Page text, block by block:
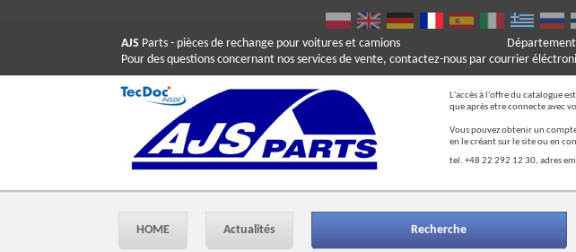
AJS Parts - pièces de rechange pour voitures et camions
Pour des questions concernant nos services de vente, contactez-nous par courrier
L'accès à l'offre du catalogue
que après etre connecte avec
Vous pouvez obtenir un
en le créant sur le site ou en
tel. +48 22 292 12 30, adres
HOME Actualités Recherche